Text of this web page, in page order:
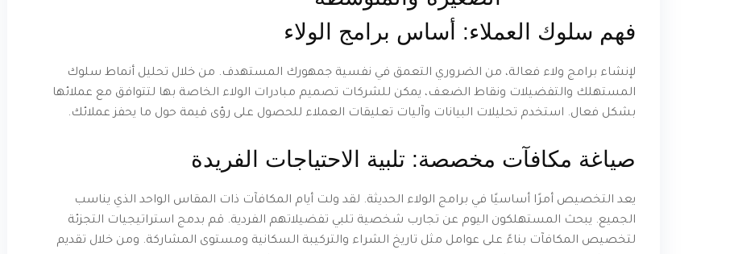
فهم سلوك العملاء: أساس برامج الولاء
لإنشاء برامج ولاء فعالة، من الضروري التعمق في نفسية جمهورك المستهدف. من خلال تحليل أنماط سلوك
المستهلك والتفضيلات ونقاط الضعف، يمكن للشركات تصميم مبادرات الولاء الخاصة بها لتتوافق مع عملائها
بشكل فعال. استخدم تحليلات البيانات وآليات تعليقات العملاء للحصول على رؤى قيمة حول ما يحفز عملائك.
صياغة مكافآت مخصصة: تلبية الاحتياجات الفريدة
يعد التخصيص أمرًا أساسيًا في برامج الولاء الحديثة. لقد ولت أيام المكافآت ذات المقاس الواحد الذي يناسب
الجميع. يبحث المستهلكون اليوم عن تجارب شخصية تلبي تفضيلاتهم الفردية. قم بدمج استراتيجيات التجزئة
لتخصيص المكافآت بناءً على عوامل مثل تاريخ الشراء والتركيبة السكانية ومستوى المشاركة. ومن خلال تقديم